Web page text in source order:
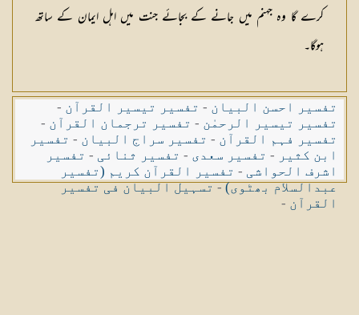
کرے گا وہ جہنم میں جانے کے بجائے جنت میں اہل ایمان کے ساتھ
ہوگا۔
تفسیر احسن البیان - تفسیر تیسیر القرآن -
تفسیر تیسیر الرحمٰن - تفسیر ترجمان القرآن -
تفسیر فہم القرآن - تفسیر سراج البیان - تفسیر
ابن کثیر - تفسیر سعدی - تفسیر ثنائی - تفسیر
اشرف الحواشی - تفسیر القرآن کریم (تفسیر
عبدالسلام بھٹوی)-تسہیل البیان فی تفسیر
القرآن -